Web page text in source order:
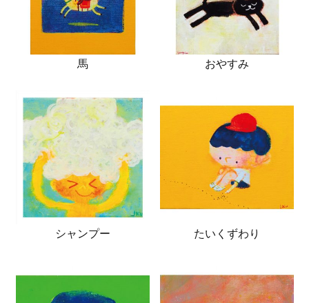
馬 おやすみ
シャンプー たいくずわり